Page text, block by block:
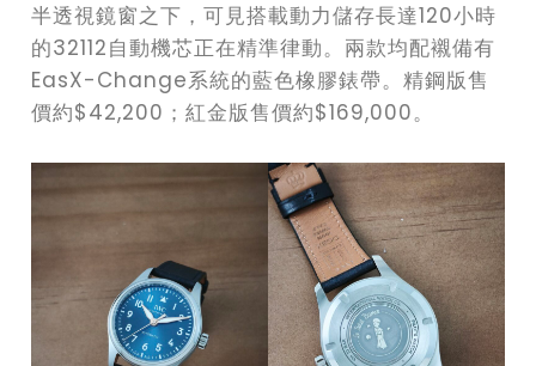
半透視鏡窗之下，可見搭載動力儲存長達120小時
的32112自動機芯正在精準律動。兩款均配襯備有
EasX-Change系統的藍色橡膠錶帶。精鋼版售
價約$42,200；紅金版售價約$169,000。